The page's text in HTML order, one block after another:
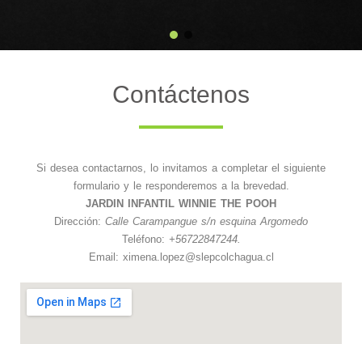
Contáctenos
Si desea contactarnos, lo invitamos a completar el siguiente
formulario y le responderemos a la brevedad.
JARDIN INFANTIL WINNIE THE POOH
Dirección: Calle Carampangue s/n esquina Argomedo
Teléfono: +56722847244.
Email: ximena.lopez@slepcolchagua.cl